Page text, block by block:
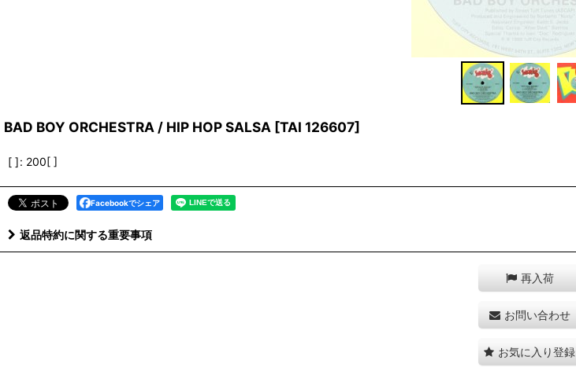
BAD BOY ORCHESTRA / HIP HOP SALSA [TAI 126607]
[ ]: 200[ ]
Facebookでシェア
返品特約に関する重要事項
再入荷
お問い合わせ
お気に入り登録